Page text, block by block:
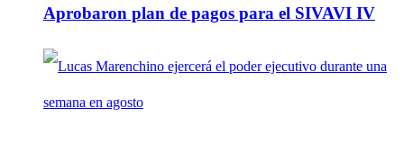
Aprobaron plan de pagos para el SIVAVI IV